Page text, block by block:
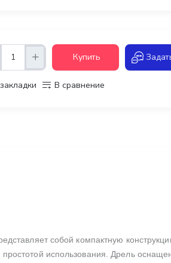
Купить
В сравнение
собой компактную
использования. Дрель